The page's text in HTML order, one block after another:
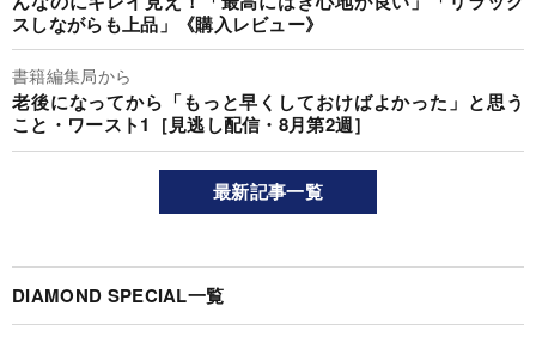
スしながらも上品」《購入レビュー》
書籍編集局から
老後になってから「もっと早くしておけばよかった」と思う
こと・ワースト1［見逃し配信・8月第2週］
最新記事一覧
DIAMOND SPECIAL一覧